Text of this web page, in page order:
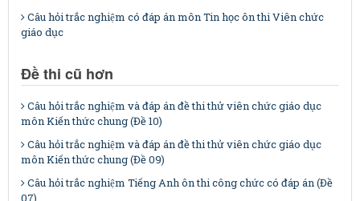
Câu hỏi trắc nghiệm có đáp án môn Tin học ôn thi Viên chức
giáo dục
Đề thi cũ hơn
Câu hỏi trắc nghiệm và đáp án đề thi thử viên chức giáo dục
môn Kiến thức chung (Đề 10)
Câu hỏi trắc nghiệm và đáp án đề thi thử viên chức giáo dục
môn Kiến thức chung (Đề 09)
Câu hỏi trắc nghiệm Tiếng Anh ôn thi công chức có đáp án (Đề
07)